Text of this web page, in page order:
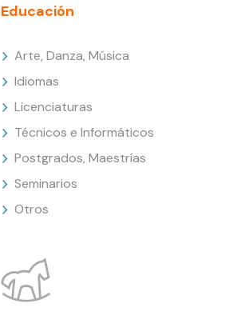
Educación
Arte, Danza, Música
Idiomas
Licenciaturas
Técnicos e Informáticos
Postgrados, Maestrías
Seminarios
Otros